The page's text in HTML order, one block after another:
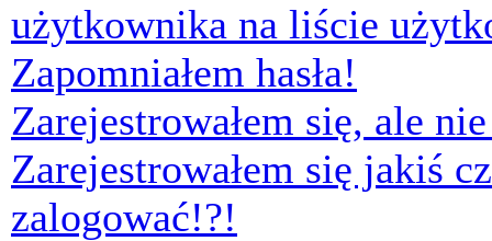
użytkownika na liście
Zapomniałem hasła!
Zarejestrowałem się, ale
Zarejestrowałem się jakiś
zalogować!?!